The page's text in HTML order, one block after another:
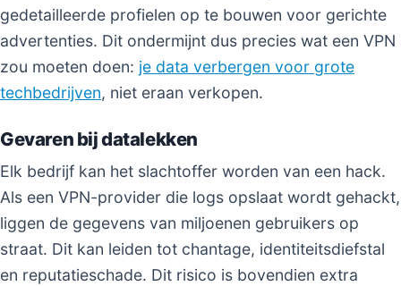
gedetailleerde profielen op te bouwen voor gerichte
advertenties. Dit ondermijnt dus precies wat een VPN
zou moeten doen: je data verbergen voor grote
techbedrijven, niet eraan verkopen.
Gevaren bij datalekken
Elk bedrijf kan het slachtoffer worden van een hack.
Als een VPN-provider die logs opslaat wordt gehackt,
liggen de gegevens van miljoenen gebruikers op
straat. Dit kan leiden tot chantage, identiteitsdiefstal
en reputatieschade. Dit risico is bovendien extra